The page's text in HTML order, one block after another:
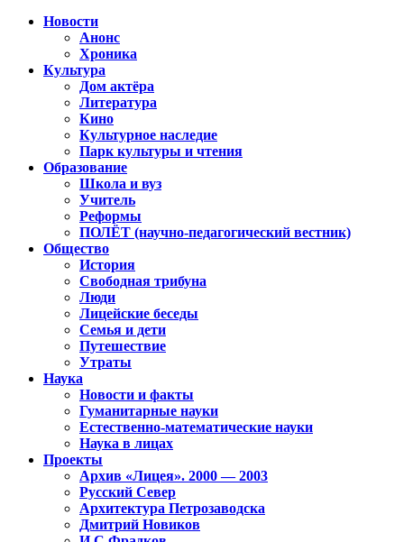
Новости
Анонс
Хроника
Культура
Дом актёра
Литература
Кино
Культурное наследие
Парк культуры и чтения
Образование
Школа и вуз
Учитель
Реформы
ПОЛЁТ (научно-педагогический вестник)
Общество
История
Свободная трибуна
Люди
Лицейские беседы
Семья и дети
Путешествие
Утраты
Наука
Новости и факты
Гуманитарные науки
Естественно-математические науки
Наука в лицах
Проекты
Архив «Лицея». 2000 — 2003
Русский Север
Архитектура Петрозаводска
Дмитрий Новиков